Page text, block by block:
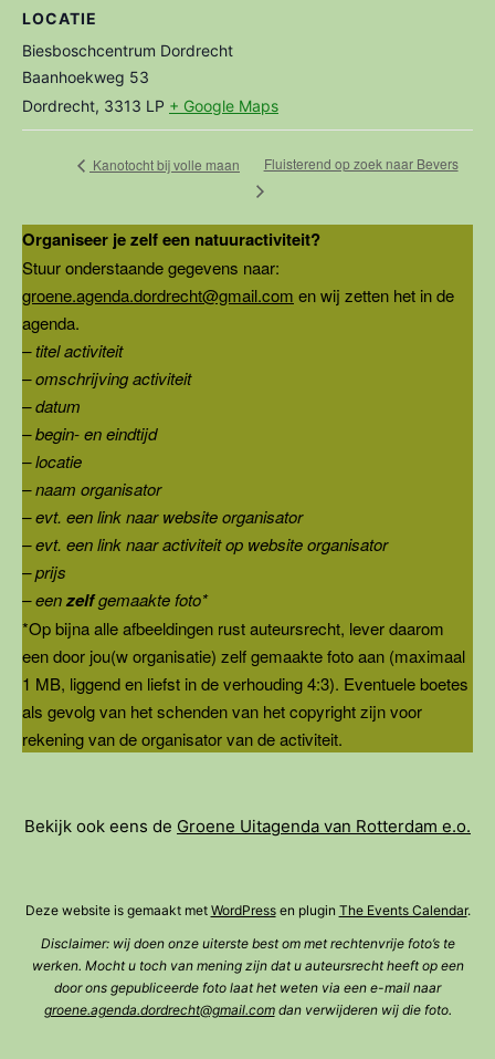
LOCATIE
Biesboschcentrum Dordrecht
Baanhoekweg 53
Dordrecht, 3313 LP + Google Maps
Kanotocht bij volle maan Fluisterend op zoek naar Bevers
Organiseer je zelf een natuuractiviteit?
Stuur onderstaande gegevens naar:
groene.agenda.dordrecht@gmail.com en wij zetten het in de
agenda.
– titel activiteit
– omschrijving activiteit
– datum
– begin- en eindtijd
– locatie
– naam organisator
– evt. een link naar website organisator
– evt. een link naar activiteit op website organisator
– prijs
– eenzelfgemaakte foto*
*Op bijna alle afbeeldingen rust auteursrecht, lever daarom
een door jou(w organisatie) zelf gemaakte foto aan (maximaal
1 MB, liggend en liefst in de verhouding 4:3). Eventuele boetes
als gevolg van het schenden van het copyright zijn voor
rekening van de organisator van de activiteit.
Bekijk ook eens de Groene Uitagenda van Rotterdam e.o.
Deze website is gemaakt met WordPressen plugin The Events Calendar.
Disclaimer: wij doen onze uiterste best om met rechtenvrije foto’s te
werken. Mocht u toch van mening zijn dat u auteursrecht heeft op een
door ons gepubliceerde foto laat het weten via een e-mail naar
groene.agenda.dordrecht@gmail.comdan verwijderen wij die foto.